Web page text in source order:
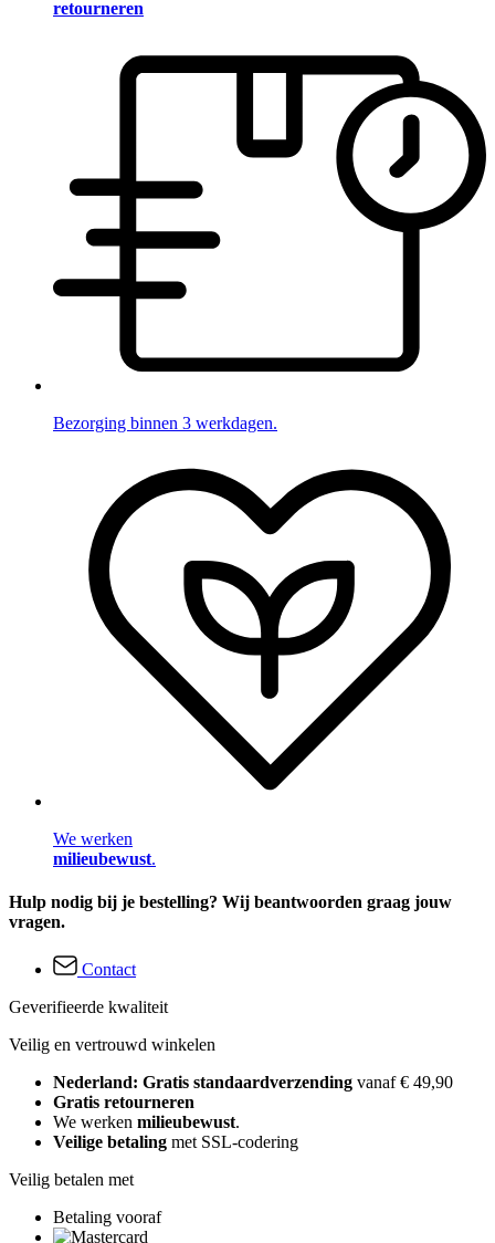
retourneren
Bezorging binnen 3 werkdagen.
We werken
milieubewust.
Hulp nodig bij je bestelling? Wij beantwoorden graag jouw
vragen.
Contact
Geverifieerde kwaliteit
Veilig en vertrouwd winkelen
Nederland: Gratis standaardverzending vanaf € 49,90
Gratis retourneren
We werken milieubewust.
Veilige betaling met SSL-codering
Veilig betalen met
Betaling vooraf